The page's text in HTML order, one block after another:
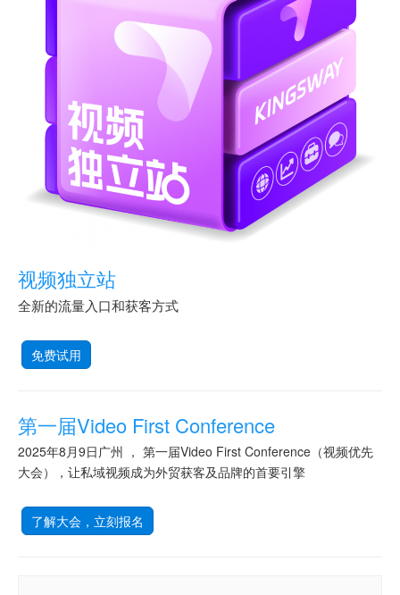
视频独立站
全新的流量入口和获客方式
免费试用
第一届Video First Conference
2025年8月9日广州 ， 第一届Video First Conference（视频优先
大会），让私域视频成为外贸获客及品牌的首要引擎
了解大会，立刻报名